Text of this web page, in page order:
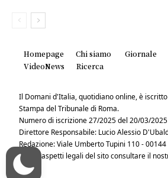
Homepage Chi siamo Giornale
VideoNews
Ricerca
Il Domani d'Italia, quotidiano online, è
Stampa del Tribunale di Roma.
Numero di iscrizione 27/2025 del 20/03/2025
Direttore Responsabile: Lucio Alessio
Redazione: Viale Umberto Tupini 110 - 00144
Per gli aspetti legali del sito consultare il